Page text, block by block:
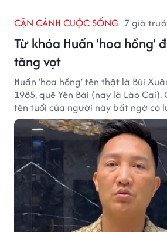
CẬN CẢNH CUỘC SỐNG 7 giờ
Từ khóa Huấn 'hoa hồng'
tăng vọt
Huấn 'hoa hồng' tên thật là Bùi
1985, quê Yên Bái (nay là Lào
tên tuổi của người này bất ngờ có
vọt.